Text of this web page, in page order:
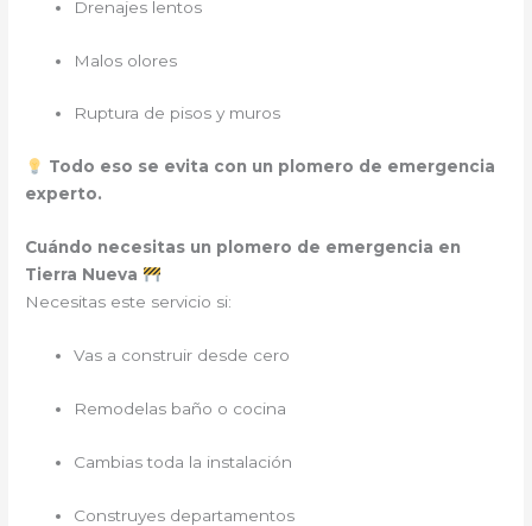
Drenajes lentos
Malos olores
Ruptura de pisos y muros
Todo eso se evita con un plomero de emergencia
experto.
Cuándo necesitas un plomero de emergencia en
Tierra Nueva
Necesitas este servicio si:
Vas a construir desde cero
Remodelas baño o cocina
Cambias toda la instalación
Construyes departamentos